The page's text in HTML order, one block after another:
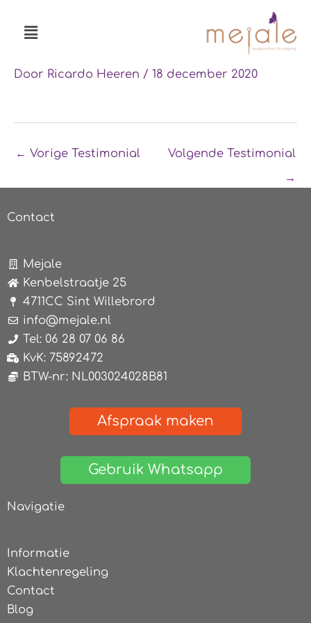
naarMenu
Door Ricardo Heeren / 18 december 2020
← Vorige Testimonial
Volgende Testimonial
→
Contact
Mejale
Kenbelstraatje 25
4711CC Sint Willebrord
info@mejale.nl
Tel: 06 28 07 06 86
KvK: 75892472
BTW-nr: NL003024028B81
Afspraak maken
Gebruik Whatsapp
Navigatie
Informatie
Klachtenregeling
Contact
Blog